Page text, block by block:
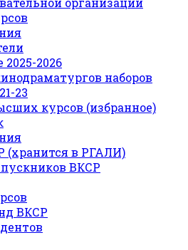
2026
наборов
23
курсов (избранное)
(хранится в РГАЛИ)
ВКСР
ВКСР